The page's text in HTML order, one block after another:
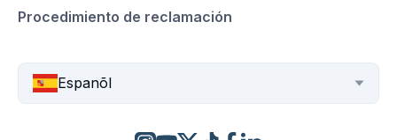
Procedimiento de reclamación
Espanõl